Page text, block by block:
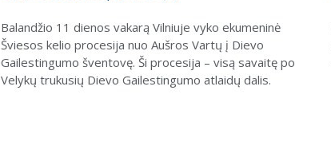
Balandžio 11 dienos vakarą Vilniuje vyko ekumeninė
Šviesos kelio procesija nuo Aušros Vartų į Dievo
Gailestingumo šventovę. Ši procesija – visą savaitę po
Velykų trukusių Dievo Gailestingumo atlaidų dalis.